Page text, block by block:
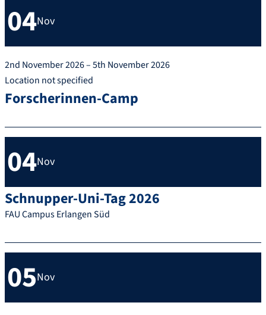
04Nov
2nd November 2026 – 5th November 2026
Forscherinnen-Camp
Location not specified
04Nov
Schnupper-Uni-Tag 2026
FAU Campus Erlangen Süd
05Nov